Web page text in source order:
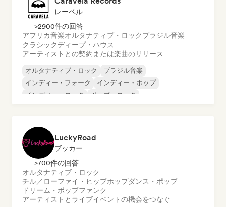
レーベル
>2900件の回答
アフリカ音楽オルタナティブ・ロックブラジル音楽
クラシックディープ・ハウス
アーティストとの契約または楽曲のリリース
オルタナティブ・ロック
ブラジル音楽
インディー・フォーク
インディー・ポップ
インディー・ロック
ポップ・ロック
LuckyRoad
ブッカー
>700件の回答
オルタナティブ・ロック
チル／ローファイ・ヒップホップダンス・ポップ
ドリーム・ポップファンク
アーティストとライブイベントの機会をつなぐ